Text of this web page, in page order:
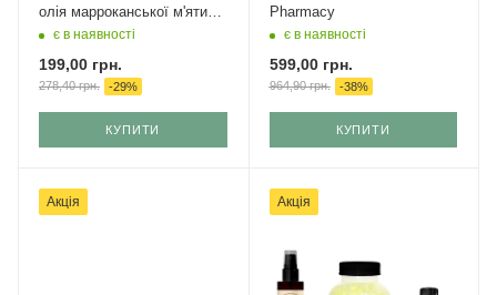
олія марроканської м'яти
Green Pharmacy
є в наявності
199,00 грн.
278,40грн. -29%
КУПИТИ
Pharmacy
є в наявності
599,00грн.
964,90грн. -38%
КУПИТИ
Акція Акція